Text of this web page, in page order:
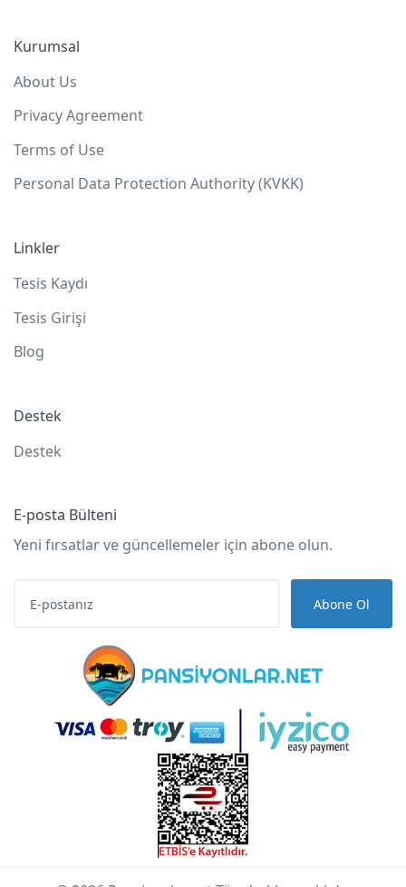
Kurumsal
About Us
Privacy Agreement
Terms of Use
Personal Data Protection Authority (KVKK)
Linkler
Tesis Kaydı
Tesis Girişi
Blog
Destek
Destek
E-posta Bülteni
Yeni fırsatlar ve güncellemeler için abone olun.
Abone Ol